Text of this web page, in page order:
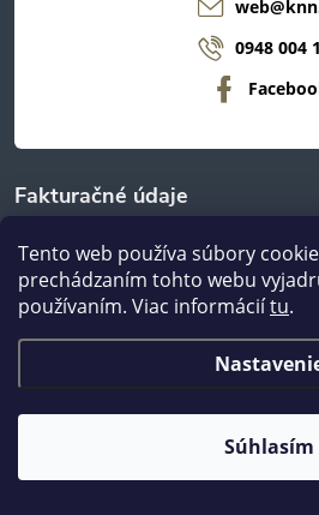
Tento web používa súbory
prechádzaním tohto webu
používaním. Viac informáciítu.
Súhlasím
Fakturačné údaje
O nákupe
web@
0948 004
Copyright 2026nanábytok.sk.